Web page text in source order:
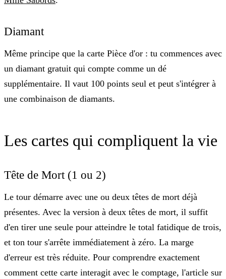
Diamant
Même principe que la carte Pièce d'or : tu commences avec
un diamant gratuit qui compte comme un dé
supplémentaire. Il vaut 100 points seul et peut s'intégrer à
une combinaison de diamants.
Les cartes qui compliquent la vie
Tête de Mort (1 ou 2)
Le tour démarre avec une ou deux têtes de mort déjà
présentes. Avec la version à deux têtes de mort, il suffit
d'en tirer une seule pour atteindre le total fatidique de trois,
et ton tour s'arrête immédiatement à zéro. La marge
d'erreur est très réduite. Pour comprendre exactement
comment cette carte interagit avec le comptage, l'article sur